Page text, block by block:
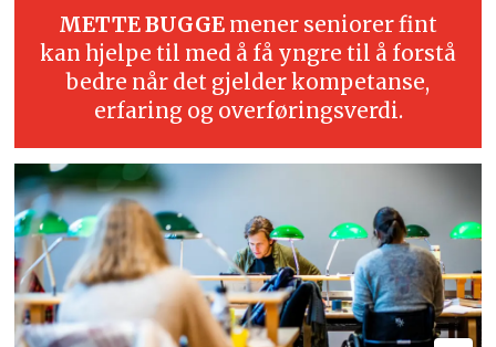
METTE BUGGE mener seniorer fint
kan hjelpe til med å få yngre til å forstå
bedre når det gjelder kompetanse,
erfaring og overføringsverdi.